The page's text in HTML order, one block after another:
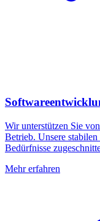
Wir unterstützen Sie
Betrieb. Unsere
Bedürfnisse
Mehr erfahren